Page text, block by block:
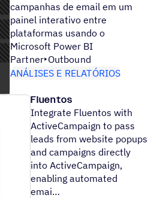
campanhas de email em um
painel interativo entre
plataformas usando o
Microsoft Power BI
Partner Outbound
ANÁLISES E RELATÓRIOS
Fluentos
Integrate Fluentos with
ActiveCampaign to pass
leads from website popups
and campaigns directly
into ActiveCampaign,
enabling automated
emai